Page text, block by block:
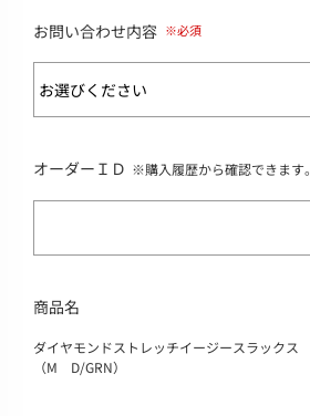
お問い合わせ内容
オーダーＩＤ ※購入履歴から確認できます。
商品名
ダイヤモンドストレッチイージースラックス
（M D/GRN）